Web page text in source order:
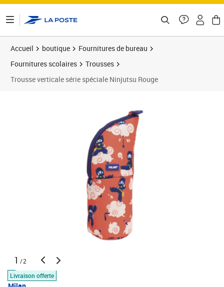
Accueil boutique
Fournitures de bureau
Fournitures scolaires
Trousses
Trousse verticale série spéciale Ninjutsu Rouge
1 /2
Livraison offerte